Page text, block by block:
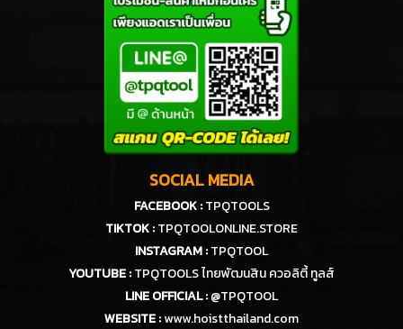
SOCIAL MEDIA
FACEBOOK : TPQTOOLS
TIKTOK :TPQTOOLONLINE.STORE
INSTAGRAM :TPQTOOL
YOUTUBE :TPQTOOLS ไทยพัฒนสิน ควอลิตี้ ทูลส์
LINE OFFICIAL :@TPQTOOL
WEBSITE :www.hoistthailand.com